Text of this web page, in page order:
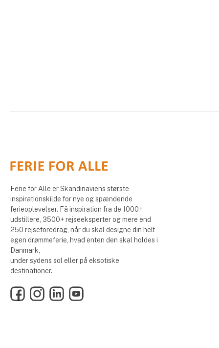
Ferie for Alle er Skandinaviens største
inspirationskilde for nye og spændende
ferieoplevelser. Få inspiration fra de 1000+
udstillere, 3500+ rejseeksperter og mere end
250 rejseforedrag, når du skal designe din helt
egen drømmeferie, hvad enten den skal holdes i
Danmark,
under sydens sol eller på eksotiske
destinationer.
FacebookInstagramLinkedInYouTube